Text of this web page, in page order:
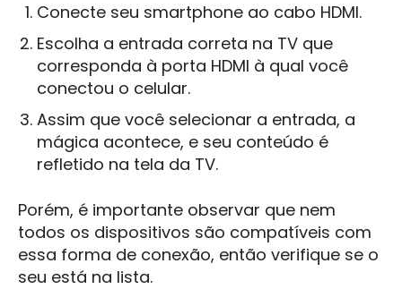
Conecte seu smartphone ao cabo HDMI.
Escolha a entrada correta na TV que
corresponda à porta HDMI à qual você
conectou o celular.
Assim que você selecionar a entrada, a
mágica acontece, e seu conteúdo é
refletido na tela da TV.
Porém, é importante observar que nem
todos os dispositivos são compatíveis com
essa forma de conexão, então verifique se o
seu está na lista.